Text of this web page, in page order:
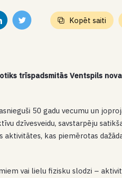
Kopēt saiti
trīspadsmitās Ventspils
50 gadu vecumu un
dzīvesveidu, savstarpēju
aktivitātes, kas piemērotas
vai lielu fizisku slodzi –